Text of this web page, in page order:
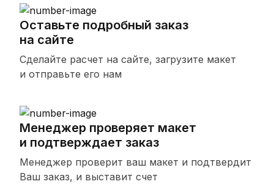
Оставьте подробный заказ
на сайте
Сделайте расчет на сайте, загрузите макет
и отправьте его нам
Менеджер проверяет макет
и подтверждает заказ
Менеджер проверит ваш макет и подтвердит
Ваш заказ, и выставит счет